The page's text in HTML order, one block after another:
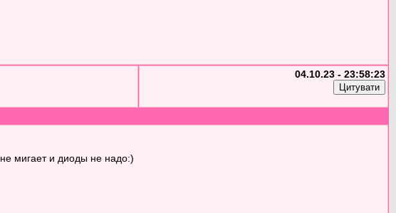
04.10.23 - 23:58:23
мигает и диоды не надо:)